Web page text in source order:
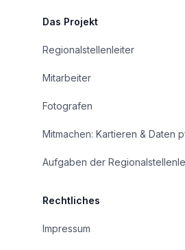
Das Projekt
Regionalstellenleiter
Mitarbeiter
Fotografen
Mitmachen: Kartieren & Daten
Aufgaben der
Rechtliches
Impressum